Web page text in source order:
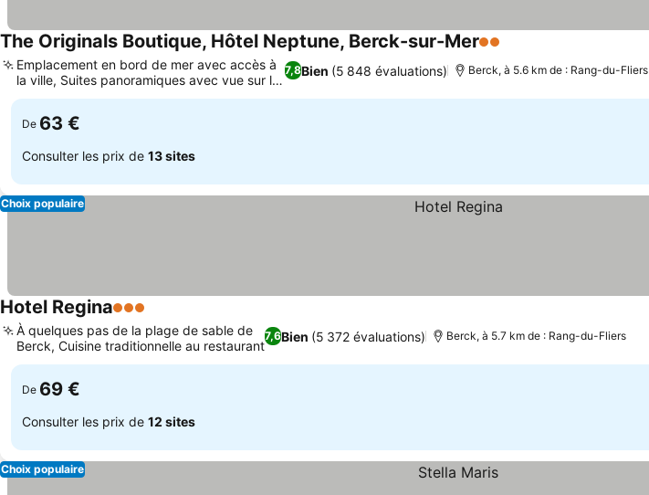
The Originals Boutique, Hôtel Neptune, Berck-sur-Mer2 Étoiles
7,8Bien (5 848 évaluations)
Emplacement en bord de mer avec accès à
la ville, Suites panoramiques avec vue sur la
mer
Berck, à 5.6 km de : Rang-du-Fliers
De 63 €
Consulter les prix de 13 sites
Choix populaire
Hotel Regina3 Étoiles
7,6Bien (5 372 évaluations)
À quelques pas de la plage de sable de
Berck, Cuisine traditionnelle au restaurant
Berck, à 5.7 km de : Rang-du-Fliers
De 69 €
Consulter les prix de 12 sites
Choix populaire